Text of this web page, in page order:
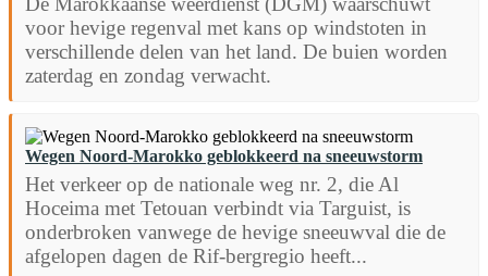
voor hevige regenval met kans op windstoten in
verschillende delen van het land. De buien worden
zaterdag en zondag verwacht.
Wegen Noord-Marokko geblokkeerd na sneeuwstorm
Het verkeer op de nationale weg nr. 2, die Al
Hoceima met Tetouan verbindt via Targuist, is
onderbroken vanwege de hevige sneeuwval die de
afgelopen dagen de Rif-bergregio heeft...